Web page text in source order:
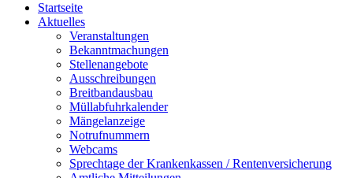
Startseite
Aktuelles
Veranstaltungen
Bekanntmachungen
Stellenangebote
Ausschreibungen
Breitbandausbau
Müllabfuhrkalender
Mängelanzeige
Notrufnummern
Webcams
Sprechtage der Krankenkassen / Rentenversicherung